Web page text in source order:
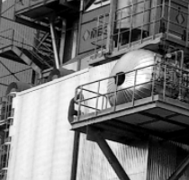
Ingenieurdienstleistungen
Kesselsysteme
Feuerungssysteme
Rohrsysteme